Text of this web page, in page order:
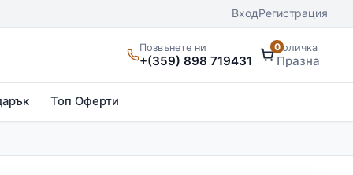
ВходРегистрация
Позвънете ни
+(359) 898 719431
0Количка
Празна
Топ Оферти